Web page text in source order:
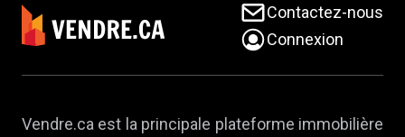
Contactez-nous
Connexion
Vendre.ca est la principale plateforme immobilière